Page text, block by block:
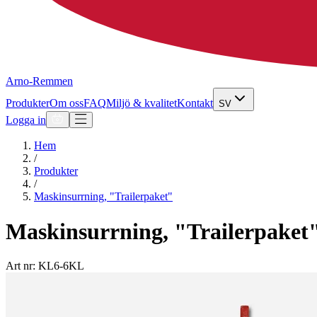
Arno-Remmen
ProdukterOm ossFAQMiljö & kvalitetKontakt SV
Logga in
Hem
/
Produkter
/
Maskinsurrning, "Trailerpaket"
Maskinsurrning,
Art nr: KL6-6KL